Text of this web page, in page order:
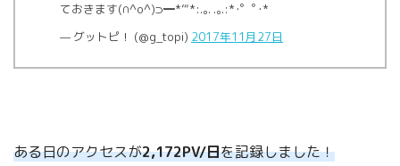
ておきます(∩^o^)⊃━*’“*:.｡. .｡.:*･゜ﾟ･*
— グットピ！ (@g_topi) 2017年11月27日
ある日のアクセスが2,172PV/日を記録しました！